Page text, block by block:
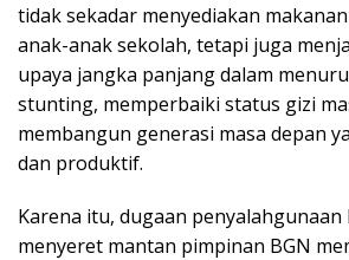
tidak sekadar menyediakan
anak-anak sekolah, tetapi juga
upaya jangka panjang dalam
stunting, memperbaiki status gizi
membangun generasi masa depan
dan produktif.
Karena itu, dugaan
menyeret mantan pimpinan BGN